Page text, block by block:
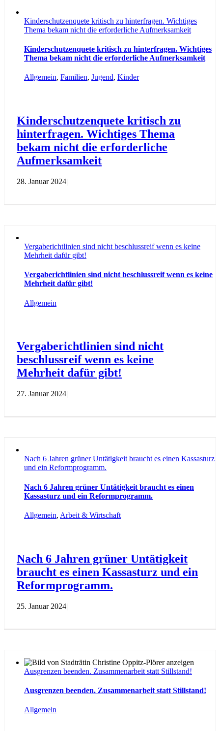
Kinderschutzenquete kritisch zu hinterfragen. Wichtiges
Thema bekam nicht die erforderliche Aufmerksamkeit
Kinderschutzenquete kritisch zu hinterfragen. Wichtiges
Thema bekam nicht die erforderliche Aufmerksamkeit
Allgemein, Familien, Jugend, Kinder
Kinderschutzenquete kritisch zu
hinterfragen. Wichtiges Thema
bekam nicht die erforderliche
Aufmerksamkeit
28. Januar 2024|
Vergaberichtlinien sind nicht beschlussreif wenn es keine
Mehrheit dafür gibt!
Vergaberichtlinien sind nicht beschlussreif wenn es keine
Mehrheit dafür gibt!
Allgemein
Vergaberichtlinien sind nicht
beschlussreif wenn es keine
Mehrheit dafür gibt!
27. Januar 2024|
Nach 6 Jahren grüner Untätigkeit braucht es einen Kassasturz
und ein Reformprogramm.
Nach 6 Jahren grüner Untätigkeit braucht es einen
Kassasturz und ein Reformprogramm.
Allgemein, Arbeit & Wirtschaft
Nach 6 Jahren grüner Untätigkeit
braucht es einen Kassasturz und ein
Reformprogramm.
25. Januar 2024|
Ausgrenzen beenden. Zusammenarbeit statt Stillstand!
Ausgrenzen beenden. Zusammenarbeit statt Stillstand!
Allgemein